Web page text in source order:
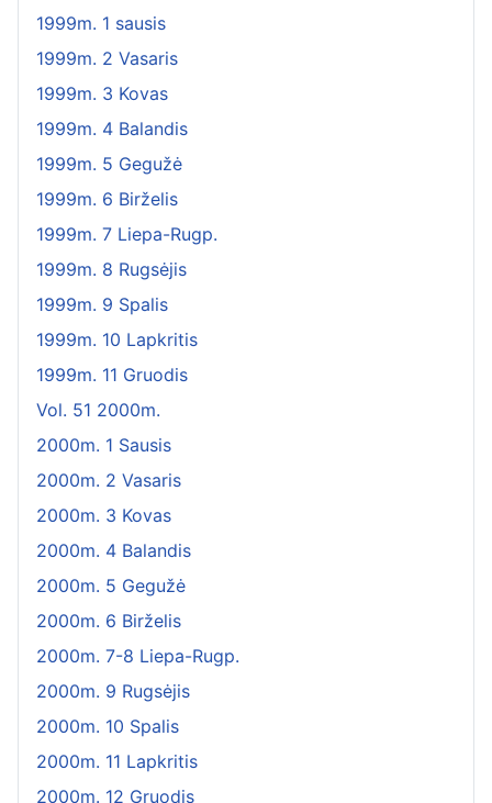
1999m. 1 sausis
1999m. 2 Vasaris
1999m. 3 Kovas
1999m. 4 Balandis
1999m. 5 Gegužė
1999m. 6 Birželis
1999m. 7 Liepa-Rugp.
1999m. 8 Rugsėjis
1999m. 9 Spalis
1999m. 10 Lapkritis
1999m. 11 Gruodis
Vol. 51 2000m.
2000m. 1 Sausis
2000m. 2 Vasaris
2000m. 3 Kovas
2000m. 4 Balandis
2000m. 5 Gegužė
2000m. 6 Birželis
2000m. 7-8 Liepa-Rugp.
2000m. 9 Rugsėjis
2000m. 10 Spalis
2000m. 11 Lapkritis
2000m. 12 Gruodis